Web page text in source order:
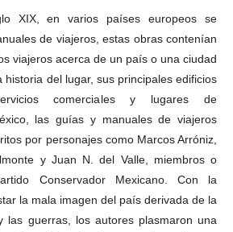
XIX, en varios países europeos se
de viajeros, estas obras contenían
viajeros acerca de un país o una ciudad
historia del lugar, sus principales edificios
comerciales y lugares de
las guías y manuales de viajeros
por personajes como Marcos Arróniz,
y Juan N. del Valle, miembros o
Conservador Mexicano. Con la
la mala imagen del país derivada de la
las guerras, los autores plasmaron una